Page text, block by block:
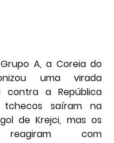
A, a Coreia do
uma virada
contra a República
tchecos saíram na
de Krejci, mas os
reagiram com